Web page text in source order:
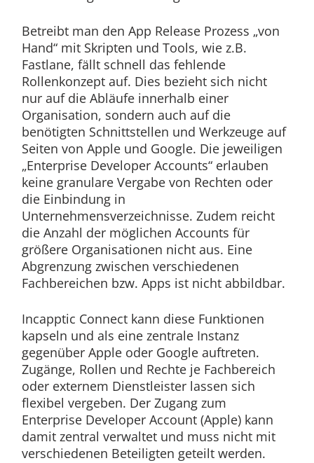
Betreibt man den App Release Prozess „von
Hand“ mit Skripten und Tools, wie z.B.
Fastlane, fällt schnell das fehlende
Rollenkonzept auf. Dies bezieht sich nicht
nur auf die Abläufe innerhalb einer
Organisation, sondern auch auf die
benötigten Schnittstellen und Werkzeuge auf
Seiten von Apple und Google. Die jeweiligen
„Enterprise Developer Accounts“ erlauben
keine granulare Vergabe von Rechten oder
die Einbindung in
Unternehmensverzeichnisse. Zudem reicht
die Anzahl der möglichen Accounts für
größere Organisationen nicht aus. Eine
Abgrenzung zwischen verschiedenen
Fachbereichen bzw. Apps ist nicht abbildbar.
Incapptic Connect kann diese Funktionen
kapseln und als eine zentrale Instanz
gegenüber Apple oder Google auftreten.
Zugänge, Rollen und Rechte je Fachbereich
oder externem Dienstleister lassen sich
flexibel vergeben. Der Zugang zum
Enterprise Developer Account (Apple) kann
damit zentral verwaltet und muss nicht mit
verschiedenen Beteiligten geteilt werden.